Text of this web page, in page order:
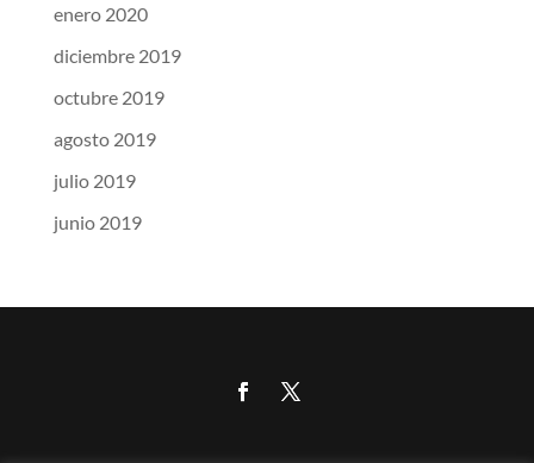
enero 2020
diciembre 2019
octubre 2019
agosto 2019
julio 2019
junio 2019